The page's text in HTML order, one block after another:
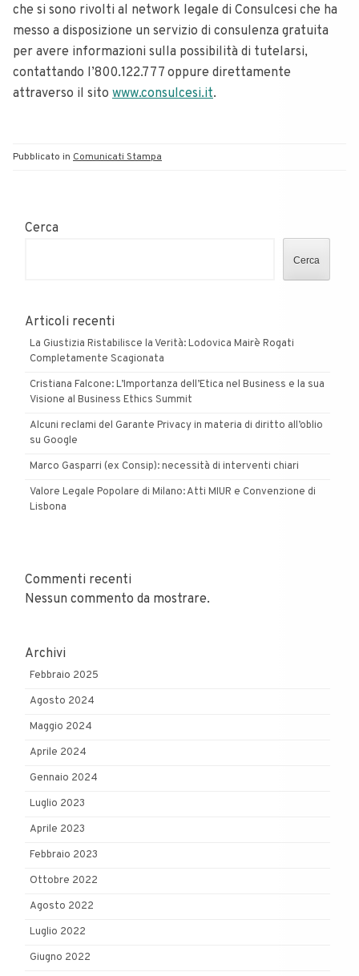
che si sono rivolti al network legale di Consulcesi che ha
messo a disposizione un servizio di consulenza gratuita
per avere informazioni sulla possibilità di tutelarsi,
contattando l’800.122.777 oppure direttamente
attraverso il sito www.consulcesi.it.
Pubblicato in Comunicati Stampa
Cerca
Cerca
Articoli recenti
La Giustizia Ristabilisce la Verità: Lodovica Mairè Rogati
Completamente Scagionata
Cristiana Falcone: L’Importanza dell’Etica nel Business e la sua
Visione al Business Ethics Summit
Alcuni reclami del Garante Privacy in materia di diritto all’oblio
su Google
Marco Gasparri (ex Consip): necessità di interventi chiari
Valore Legale Popolare di Milano: Atti MIUR e Convenzione di
Lisbona
Commenti recenti
Nessun commento da mostrare.
Archivi
Febbraio 2025
Agosto 2024
Maggio 2024
Aprile 2024
Gennaio 2024
Luglio 2023
Aprile 2023
Febbraio 2023
Ottobre 2022
Agosto 2022
Luglio 2022
Giugno 2022